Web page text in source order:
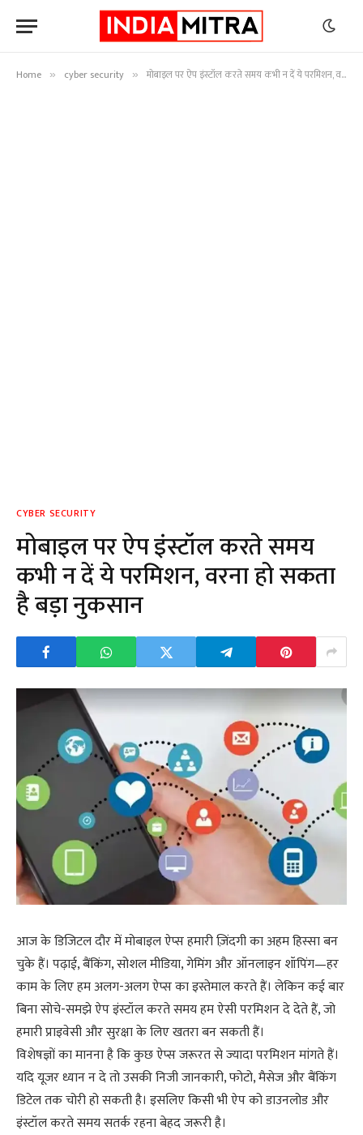
Home » cyber security » मोबाइल पर ऐप इंस्टॉल करते समय कभी न दें ये परमिशन, वरना हो सकता है बड़ा नुकसान
CYBER SECURITY
मोबाइल पर ऐप इंस्टॉल करते समय
कभी न दें ये परमिशन, वरना हो सकता
है बड़ा नुकसान
आज के डिजिटल दौर में मोबाइल ऐप्स हमारी ज़िंदगी का अहम हिस्सा बन
चुके हैं। पढ़ाई, बैंकिंग, सोशल मीडिया, गेमिंग और ऑनलाइन शॉपिंग—हर
काम के लिए हम अलग-अलग ऐप्स का इस्तेमाल करते हैं। लेकिन कई बार
बिना सोचे-समझे ऐप इंस्टॉल करते समय हम ऐसी परमिशन दे देते हैं, जो
हमारी प्राइवेसी और सुरक्षा के लिए खतरा बन सकती हैं।
विशेषज्ञों का मानना है कि कुछ ऐप्स जरूरत से ज्यादा परमिशन मांगते हैं।
यदि यूजर ध्यान न दे तो उसकी निजी जानकारी, फोटो, मैसेज और बैंकिंग
डिटेल तक चोरी हो सकती है। इसलिए किसी भी ऐप को डाउनलोड और
इंस्टॉल करते समय सतर्क रहना बेहद जरूरी है।